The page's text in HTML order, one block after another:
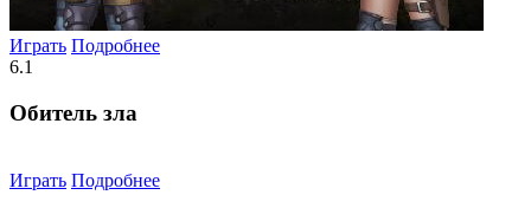
Играть Подробнее
6.1
Обитель зла
Играть Подробнее